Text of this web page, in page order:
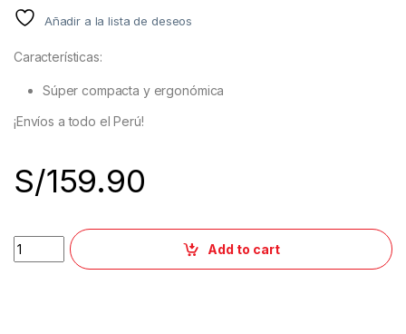
Añadir a la lista de deseos
Características:
Súper compacta y ergonómica
¡Envíos a todo el Perú!
S/159.90
Add to cart